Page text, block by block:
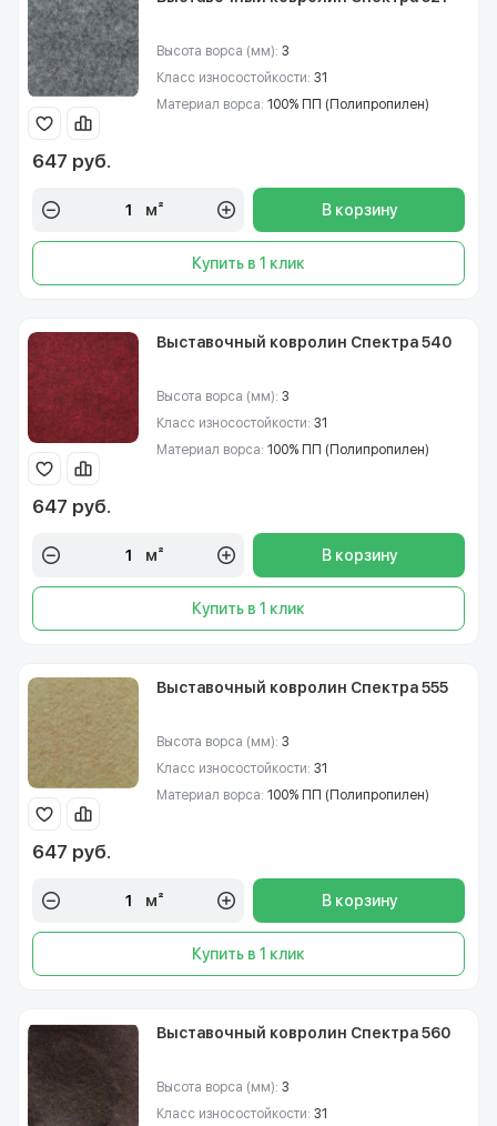
Высота ворса (мм): 3
Класс износостойкости: 31
Материал ворса: 100% ПП (Полипропилен)
647 руб.
м² В корзину
Купить в 1 клик
Выставочный ковролин Спектра 540
Высота ворса (мм): 3
Класс износостойкости: 31
Материал ворса: 100% ПП (Полипропилен)
647 руб.
м² В корзину
Купить в 1 клик
Выставочный ковролин Спектра 555
Высота ворса (мм): 3
Класс износостойкости: 31
Материал ворса: 100% ПП (Полипропилен)
647 руб.
м² В корзину
Купить в 1 клик
Выставочный ковролин Спектра 560
Высота ворса (мм): 3
Класс износостойкости: 31